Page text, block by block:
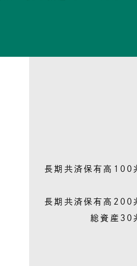
長期共済保有高100
長期共済保有高200
総資産30